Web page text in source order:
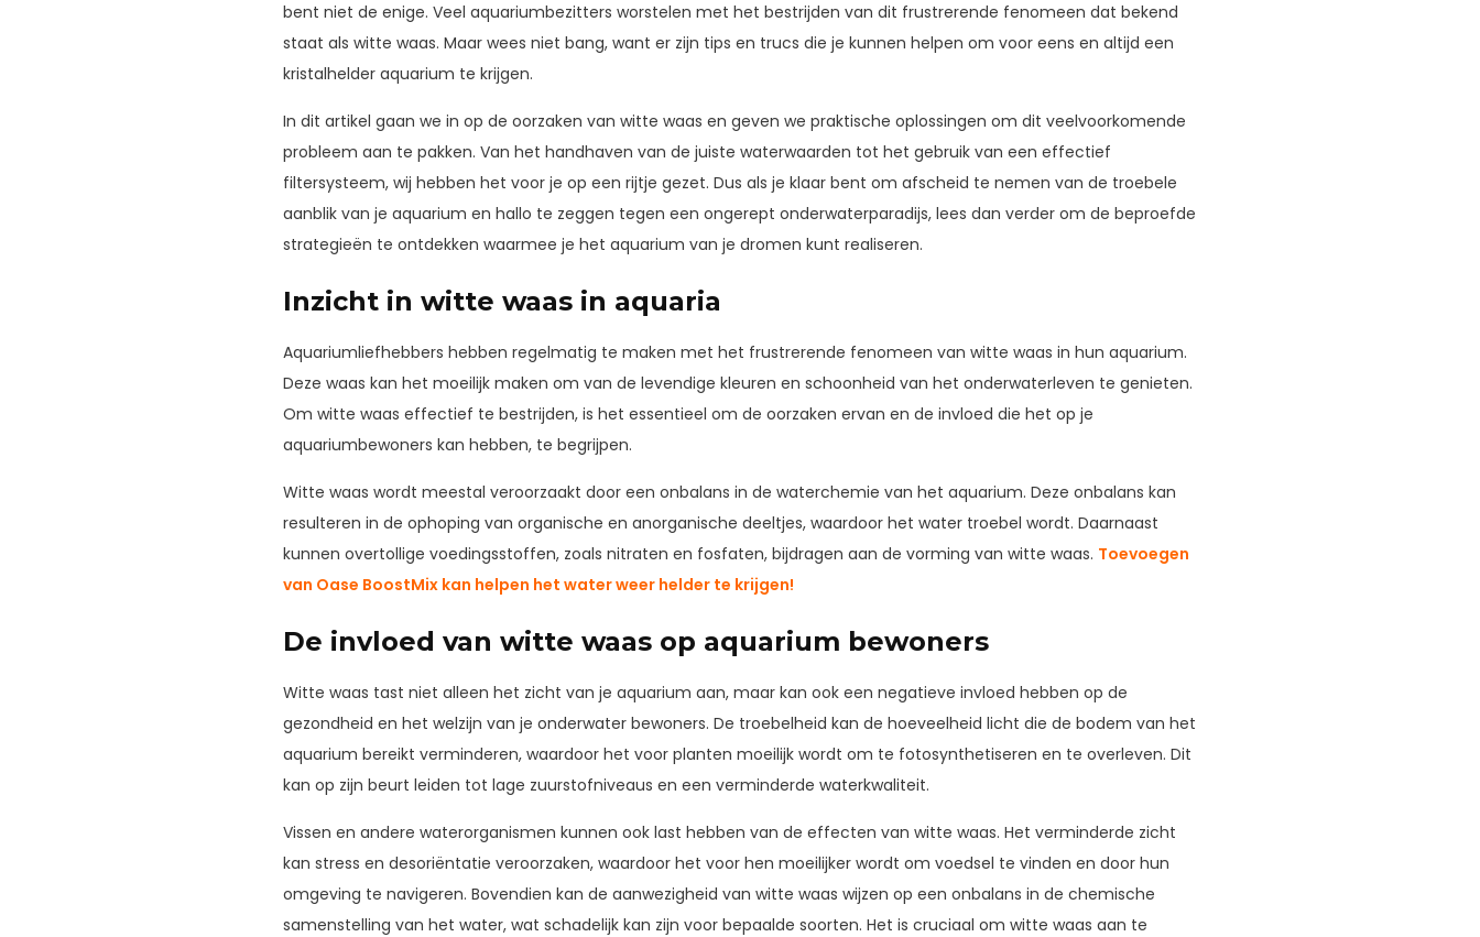
bent niet de enige. Veel aquariumbezitters worstelen met het bestrijden van dit frustrerende fenomeen dat bekend
staat als witte waas. Maar wees niet bang, want er zijn tips en trucs die je kunnen helpen om voor eens en altijd een
kristalhelder aquarium te krijgen.
In dit artikel gaan we in op de oorzaken van witte waas en geven we praktische oplossingen om dit veelvoorkomende
probleem aan te pakken. Van het handhaven van de juiste waterwaarden tot het gebruik van een effectief
filtersysteem, wij hebben het voor je op een rijtje gezet. Dus als je klaar bent om afscheid te nemen van de troebele
aanblik van je aquarium en hallo te zeggen tegen een ongerept onderwaterparadijs, lees dan verder om de beproefde
strategieën te ontdekken waarmee je het aquarium van je dromen kunt realiseren.
Inzicht in witte waas in aquaria
Aquariumliefhebbers hebben regelmatig te maken met het frustrerende fenomeen van witte waas in hun aquarium.
Deze waas kan het moeilijk maken om van de levendige kleuren en schoonheid van het onderwaterleven te genieten.
Om witte waas effectief te bestrijden, is het essentieel om de oorzaken ervan en de invloed die het op je
aquariumbewoners kan hebben, te begrijpen.
Witte waas wordt meestal veroorzaakt door een onbalans in de waterchemie van het aquarium. Deze onbalans kan
resulteren in de ophoping van organische en anorganische deeltjes, waardoor het water troebel wordt. Daarnaast
kunnen overtollige voedingsstoffen, zoals nitraten en fosfaten, bijdragen aan de vorming van witte waas. Toevoegen
van Oase BoostMix kan helpen het water weer helder te krijgen!
De invloed van witte waas op aquarium bewoners
Witte waas tast niet alleen het zicht van je aquarium aan, maar kan ook een negatieve invloed hebben op de
gezondheid en het welzijn van je onderwater bewoners. De troebelheid kan de hoeveelheid licht die de bodem van het
aquarium bereikt verminderen, waardoor het voor planten moeilijk wordt om te fotosynthetiseren en te overleven. Dit
kan op zijn beurt leiden tot lage zuurstofniveaus en een verminderde waterkwaliteit.
Vissen en andere waterorganismen kunnen ook last hebben van de effecten van witte waas. Het verminderde zicht
kan stress en desoriëntatie veroorzaken, waardoor het voor hen moeilijker wordt om voedsel te vinden en door hun
omgeving te navigeren. Bovendien kan de aanwezigheid van witte waas wijzen op een onbalans in de chemische
samenstelling van het water, wat schadelijk kan zijn voor bepaalde soorten. Het is cruciaal om witte waas aan te